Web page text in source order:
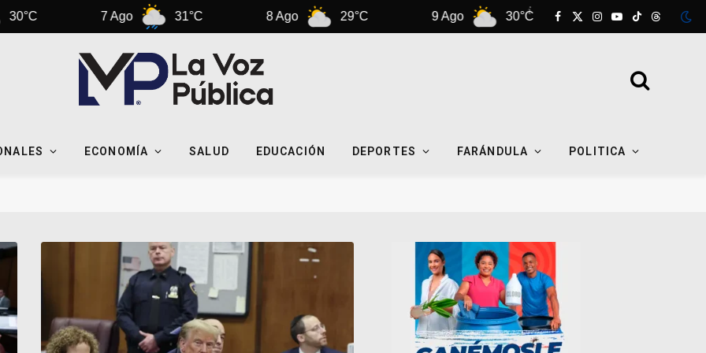
31°C 29°C 30°C 10 Ago 30°C
Facebook
X
Instagram
YouTube
TikTokThreads
ECONOMÍA SALUD EDUCACIÓN DEPORTES FARÁNDULA POLITICA